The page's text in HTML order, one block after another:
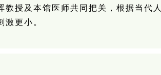
授及本馆医师共同把关，根据当代人
更小。